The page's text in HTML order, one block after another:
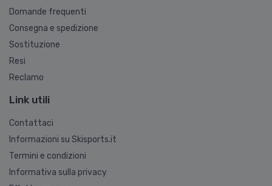
Domande frequenti
Consegna e spedizione
Sostituzione
Resi
Reclamo
Link utili
Contattaci
Informazioni su Skisports.it
Termini e condizioni
Informativa sulla privacy